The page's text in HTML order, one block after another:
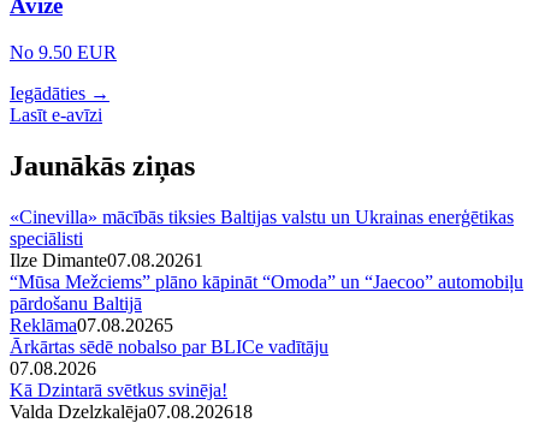
Avīze
No 9.50 EUR
Iegādāties →
Lasīt e-avīzi
Jaunākās ziņas
«Cinevilla» mācībās tiksies Baltijas valstu un Ukrainas enerģētikas
speciālisti
Ilze Dimante07.08.20261
“Mūsa Mežciems” plāno kāpināt “Omoda” un “Jaecoo” automobiļu
pārdošanu Baltijā
Reklāma07.08.20265
Ārkārtas sēdē nobalso par BLICe vadītāju
07.08.2026
Kā Dzintarā svētkus svinēja!
Valda Dzelzkalēja07.08.202618